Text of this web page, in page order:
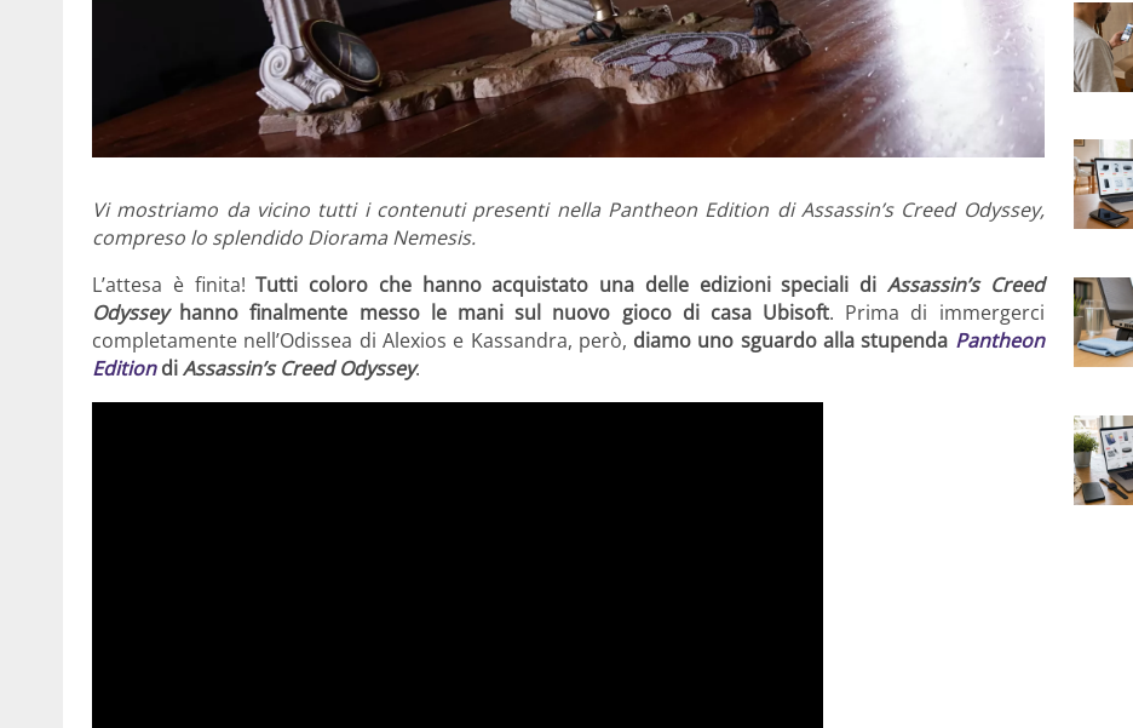
Vi mostriamo da vicino tutti i contenuti presenti nella Pantheon Edition di Assassin’s Creed Odyssey,
compreso lo splendido Diorama Nemesis.
L’attesa è finita!Tutti coloro che hanno acquistato una delle edizioni speciali di Assassin’s Creed
Odysseyhanno finalmente messo le mani sul nuovo gioco di casa Ubisoft. Prima di immergerci
completamente nell’Odissea di Alexios e Kassandra, però, diamo uno sguardo alla stupenda Pantheon
EditiondiAssassin’s Creed Odyssey.